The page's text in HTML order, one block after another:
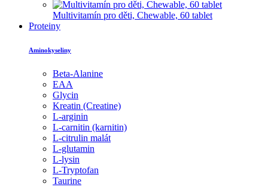
Multivitamín pro děti, Chewable, 60 tablet
Proteiny
Aminokyseliny
Beta-Alanine
EAA
Glycin
Kreatin (Creatine)
L-arginin
L-carnitin (karnitin)
L-citrulin malát
L-glutamin
L-lysin
L-Tryptofan
Taurine